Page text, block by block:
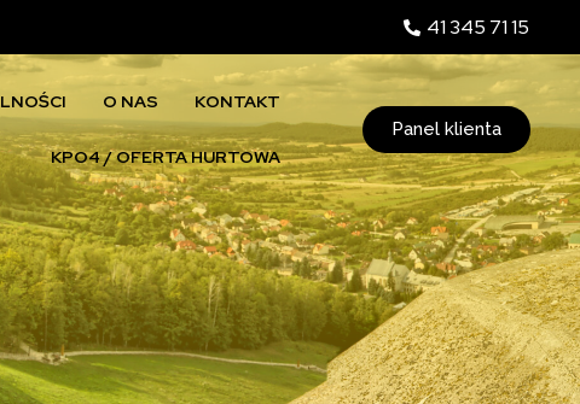
41 345 71 15
O NAS KONTAKT
KPO4 / OFERTA HURTOWA
Panel klienta